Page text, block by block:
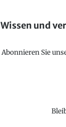
Wissen und
Abonnieren Sie